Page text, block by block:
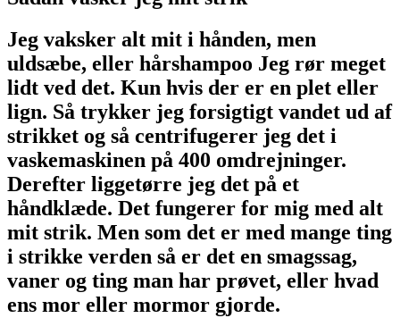
Jeg vaksker alt mit i hånden, men
uldsæbe, eller hårshampoo Jeg rør meget
lidt ved det. Kun hvis der er en plet eller
lign. Så trykker jeg forsigtigt vandet ud af
strikket og så centrifugerer jeg det i
vaskemaskinen på 400 omdrejninger.
Derefter liggetørre jeg det på et
håndklæde. Det fungerer for mig med alt
mit strik. Men som det er med mange ting
i strikke verden så er det en smagssag,
vaner og ting man har prøvet, eller hvad
ens mor eller mormor gjorde.